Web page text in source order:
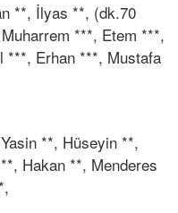
**, İlyas **, (dk.70
***, Etem ***,
***, Erhan ***, Mustafa
**, Hüseyin **,
Hakan **, Menderes